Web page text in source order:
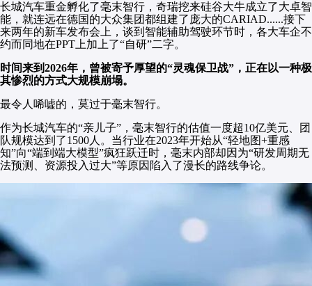
长城汽车重金孵化了毫末智行，奇瑞挖来硅谷大牛成立了大卓智
能，就连远在德国的大众集团都组建了庞大的CARIAD......接下
来两年的新车发布会上，谈到智能辅助驾驶环节时，各大车企不
约而同地在PPT上加上了“自研”二字。
时间来到2026年，曾被寄予厚望的“灵魂保卫战”，正在以一种极
其惨烈的方式大规模崩塌。
最令人唏嘘的，莫过于毫末智行。
作为长城汽车的“亲儿子”，毫末智行的估值一度超10亿美元、团
队规模达到了1500人。当行业在2023年开始从“轻地图+重感
知”向“端到端大模型”疯狂跃迁时，毫末内部却因为“研发周期无
法预测、资源投入过大”等原因陷入了漫长的路线争论。